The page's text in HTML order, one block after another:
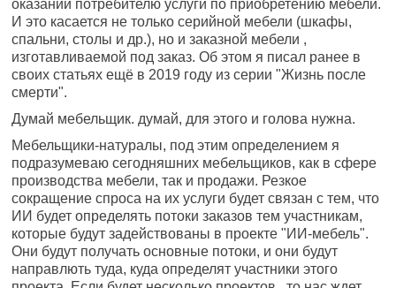
оказании потребителю услуги по приобретению мебели.
И это касается не только серийной мебели (шкафы,
спальни, столы и др.), но и заказной мебели ,
изготавливаемой под заказ. Об этом я писал ранее в
своих статьях ещё в 2019 году из серии "Жизнь после
смерти".
Думай мебельщик. думай, для этого и голова нужна.
Мебельщики-натуралы, под этим определением я
подразумеваю сегодняшних мебельщиков, как в сфере
производства мебели, так и продажи. Резкое
сокращение спроса на их услуги будет связан с тем, что
ИИ будет определять потоки заказов тем участникам,
которые будут задействованы в проекте "ИИ-мебель".
Они будут получать основные потоки, и они будут
направлють туда, куда определят участники этого